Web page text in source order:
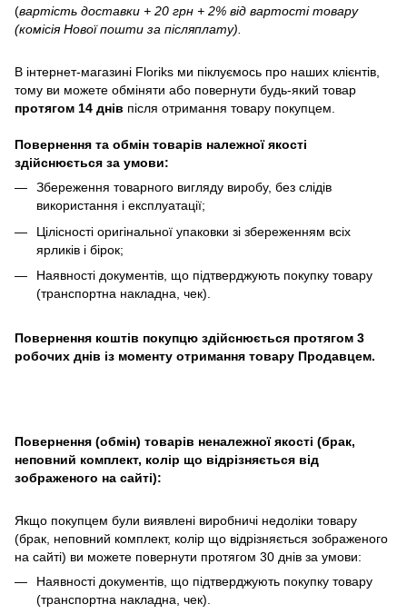
(вартість доставки + 20 грн + 2% від вартості товару
(комісія Нової пошти за післяплату).
В інтернет-магазині Floriks ми піклуємось про наших клієнтів,
тому ви можете обміняти або повернути будь-який товар
протягом 14 днів після отримання товару покупцем.
Повернення та обмін товарів належної якості
здійснюється за умови:
Збереження товарного вигляду виробу, без слідів
використання і експлуатації;
Цілісності оригінальної упаковки зі збереженням всіх
ярликів і бірок;
Наявності документів, що підтверджують покупку товару
(транспортна накладна, чек).
Повернення коштів покупцю здійснюється протягом 3
робочих днів із моменту отримання товару Продавцем.
Повернення (обмін) товарів неналежної якості (брак,
неповний комплект, колір що відрізняється від
зображеного на сайті):
Якщо покупцем були виявлені виробничі недоліки товару
(брак, неповний комплект, колір що відрізняється зображеного
на сайті) ви можете повернути протягом 30 днів за умови:
Наявності документів, що підтверджують покупку товару
(транспортна накладна, чек).